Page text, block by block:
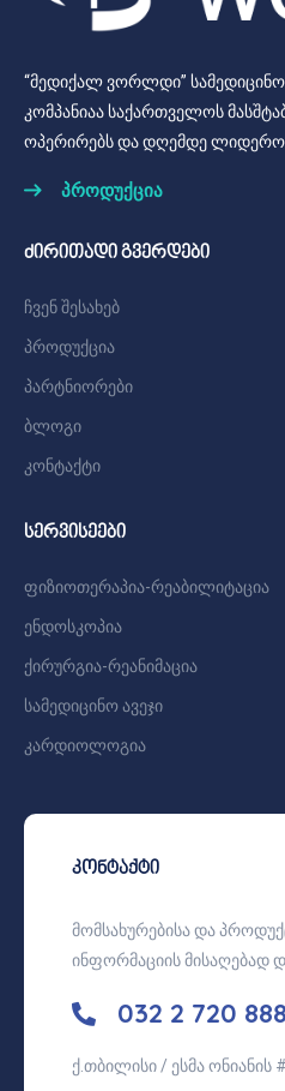
“მედიქალ ვორლდი”
კომპანიაა საქართველოს
ოპერირებს და დღემდე
პროდუქცია
ძირითადი გვერდები
ჩვენ შესახებ
პროდუქცია
პარტნიორები
ბლოგი
კონტაქტი
სერვისეები
ფიზიოთერაპია-რეაბილიტაცია
ენდოსკოპია
ქირურგია-რეანიმაცია
სამედიცინო ავეჯი
კარდიოლოგია
კონტაქტი
მომსახურებისა და
ინფორმაციის მისაღებად
032 2 720 888
ქ.თბილისი / ესმა ონიანის